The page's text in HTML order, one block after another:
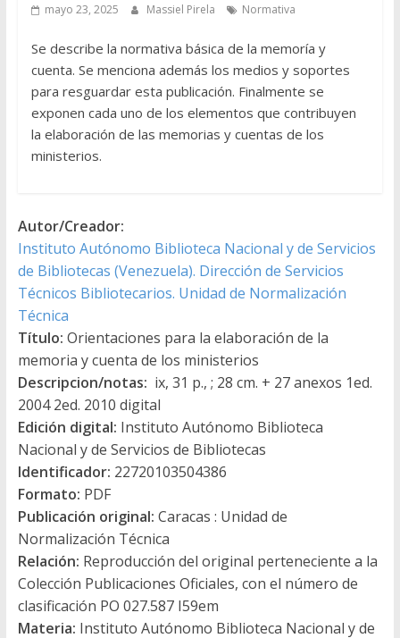
mayo 23, 2025 Massiel Pirela Normativa
Se describe la normativa básica de la memoría y
cuenta. Se menciona además los medios y soportes
para resguardar esta publicación. Finalmente se
exponen cada uno de los elementos que contribuyen
la elaboración de las memorias y cuentas de los
ministerios.
Autor/Creador:
Instituto Autónomo Biblioteca Nacional y de Servicios
de Bibliotecas (Venezuela). Dirección de Servicios
Técnicos Bibliotecarios. Unidad de Normalización
Técnica
Título: Orientaciones para la elaboración de la
memoria y cuenta de los ministerios
Descripcion/notas: ix, 31 p., ; 28 cm. + 27 anexos 1ed.
2004 2ed. 2010 digital
Edición digital: Instituto Autónomo Biblioteca
Nacional y de Servicios de Bibliotecas
Identificador: 22720103504386
Formato: PDF
Publicación original: Caracas : Unidad de
Normalización Técnica
Relación: Reproducción del original perteneciente a la
Colección Publicaciones Oficiales, con el número de
clasificación PO 027.587 I59em
Materia: Instituto Autónomo Biblioteca Nacional y de